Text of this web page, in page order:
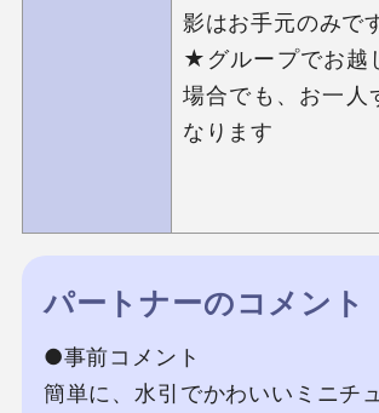
影はお手元のみで
★グループでお越
場合でも、お一人
なります
パートナーのコメント
●事前コメント
簡単に、水引でかわいいミニチ